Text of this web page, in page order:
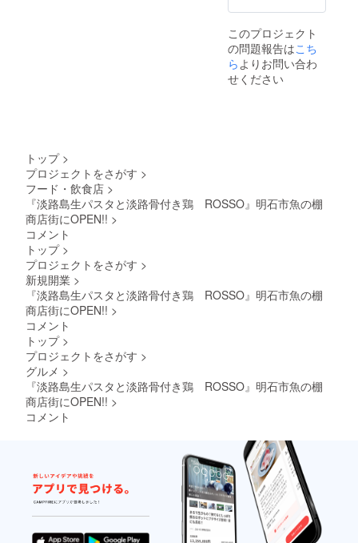
このプロジェクト
の問題報告はこち
らよりお問い合わ
せください
トップ >
プロジェクトをさがす >
フード・飲食店 >
『淡路島生パスタと淡路骨付き鶏 ROSSO』明石市魚の棚
商店街にOPEN!! >
コメント
トップ >
プロジェクトをさがす >
新規開業 >
『淡路島生パスタと淡路骨付き鶏 ROSSO』明石市魚の棚
商店街にOPEN!! >
コメント
トップ >
プロジェクトをさがす >
グルメ >
『淡路島生パスタと淡路骨付き鶏 ROSSO』明石市魚の棚
商店街にOPEN!! >
コメント